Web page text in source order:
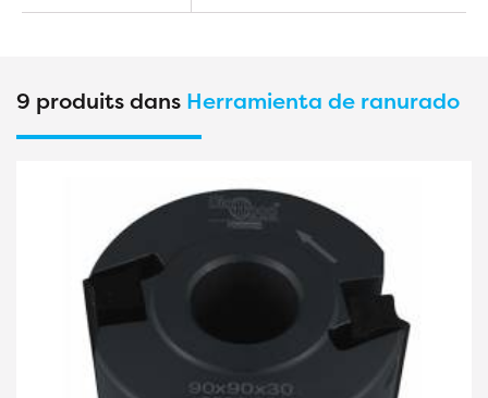
9 produits dans Herramienta de ranurado